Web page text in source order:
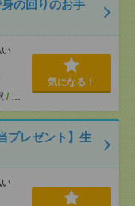
の回りのお手
/ …
気になる！
プレゼント】生